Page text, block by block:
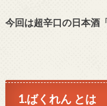
今回は超辛口の日本酒
1.ばくれん とは